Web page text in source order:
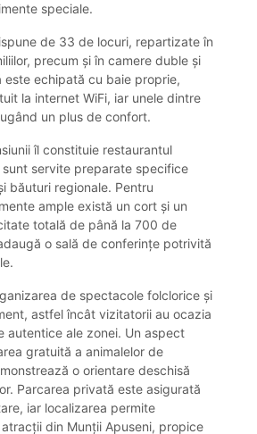
speciale.
de 33 de locuri, repartizate în
precum și în camere duble și
este echipată cu baie proprie,
la internet WiFi, iar unele dintre
un plus de confort.
îl constituie restaurantul
servite preparate specifice
băuturi regionale. Pentru
ample există un cort și un
totală de până la 700 de
o sală de conferințe potrivită
de spectacole folclorice și
astfel încât vizitatorii au ocazia
autentice ale zonei. Un aspect
gratuită a animalelor de
o orientare deschisă
Parcarea privată este asigurată
iar localizarea permite
din Munții Apuseni, propice